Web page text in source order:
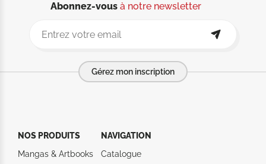
Abonnez-vousà notre newsletter
Gérez mon inscription
NOS PRODUITS
Mangas & Artbooks
NAVIGATION
Catalogue